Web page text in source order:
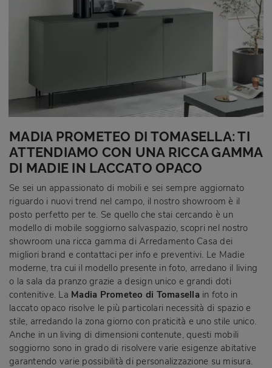
MADIA PROMETEO DI TOMASELLA: TI
ATTENDIAMO CON UNA RICCA GAMMA
DI MADIE IN LACCATO OPACO
Se sei un appassionato di mobili e sei sempre aggiornato
riguardo i nuovi trend nel campo, il nostro showroom è il
posto perfetto per te. Se quello che stai cercando è un
modello di mobile soggiorno salvaspazio, scopri nel nostro
showroom una ricca gamma di Arredamento Casa dei
migliori brand e contattaci per info e preventivi. Le Madie
moderne, tra cui il modello presente in foto, arredano il living
o la sala da pranzo grazie a design unico e grandi doti
contenitive. La Madia Prometeo di Tomasella in foto in
laccato opaco risolve le più particolari necessità di spazio e
stile, arredando la zona giorno con praticità e uno stile unico.
Anche in un living di dimensioni contenute, questi mobili
soggiorno sono in grado di risolvere varie esigenze abitative
garantendo varie possibilità di personalizzazione su misura.